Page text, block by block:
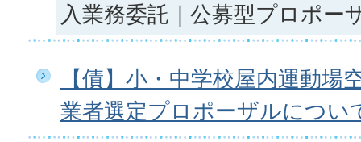
入業務委託｜公募型プロポー
【債】小・中学校屋内運動場
業者選定プロポーザルについ